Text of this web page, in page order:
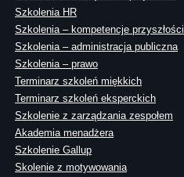
Szkolenia HR
Szkolenia – kompetencje przyszłości
Szkolenia – administracja publiczna
Szkolenia – prawo
Terminarz szkoleń miękkich
Terminarz szkoleń eksperckich
Szkolenie z zarządzania zespołem
Akademia menadżera
Szkolenie Gallup
Skolenie z motywowania